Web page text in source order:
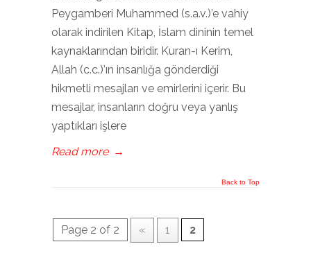
Peygamberi Muhammed (s.a.v.)’e vahiy
olarak indirilen Kitap, İslam dininin temel
kaynaklarından biridir. Kuran-ı Kerim,
Allah (c.c.)’ın insanlığa gönderdiği
hikmetli mesajları ve emirlerini içerir. Bu
mesajlar, insanların doğru veya yanlış
yaptıkları işlere
Read more →
Back to Top
Page 2 of 2 « 1 2